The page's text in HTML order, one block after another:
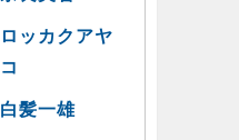
ロッカクアヤ
コ
白髪一雄